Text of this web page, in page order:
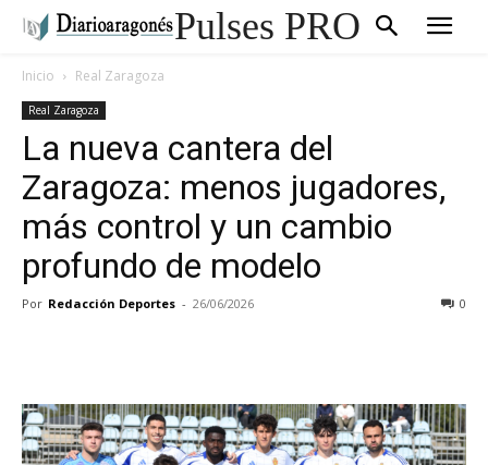
Pulses PRO
Inicio Real Zaragoza
Real Zaragoza
La nueva cantera del
Zaragoza: menos jugadores,
más control y un cambio
profundo de modelo
Por Redacción Deportes - 26/06/2026 0